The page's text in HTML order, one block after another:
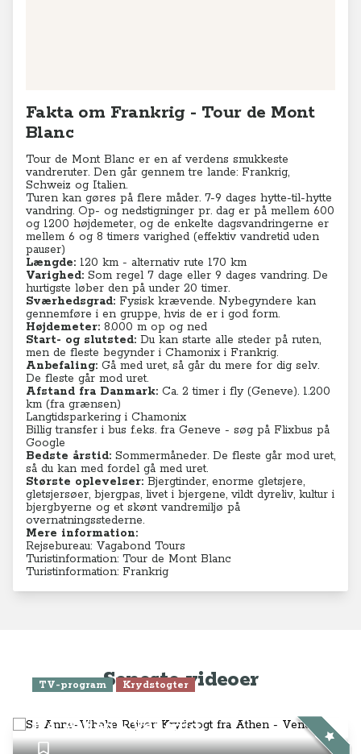
Fakta om Frankrig - Tour de Mont
Blanc
Tour de Mont Blanc er en af verdens smukkeste
vandreruter. Den går gennem tre lande: Frankrig,
Schweiz og Italien.
Turen kan gøres på flere måder. 7-9 dages hytte-til-hytte
vandring. Op- og nedstigninger pr. dag er på mellem 600
og 1200 højdemeter, og de enkelte dagsvandringerne er
mellem 6 og 8 timers varighed (effektiv vandretid uden
pauser)
Længde: 120 km - alternativ rute 170 km
Varighed: Som regel 7 dage eller 9 dages vandring. De
hurtigste løber den på under 20 timer.
Sværhedsgrad: Fysisk krævende. Nybegyndere kan
gennemføre i en gruppe, hvis de er i god form.
Højdemeter: 8.000 m op og ned
Start- og slutsted: Du kan starte alle steder på ruten,
men de fleste begynder i Chamonix i Frankrig.
Anbefaling: Gå med uret, så går du mere for dig selv.
De fleste går mod uret.
Afstand fra Danmark: Ca. 2 timer i fly (Geneve). 1.200
km (fra grænsen)
Langtidsparkering i Chamonix
Billig transfer i bus f.eks. fra Geneve - søg på Flixbus på
Google
Bedste årstid: Sommermåneder. De fleste går mod uret,
så du kan med fordel gå med uret.
Største oplevelser: Bjergtinder, enorme gletsjere,
gletsjersøer, bjergpas, livet i bjergene, vildt dyreliv, kultur i
bjergbyerne og et skønt vandremiljø på
overnatningsstederne.
Mere information:
Rejsebureau: Vagabond Tours
Turistinformation: Tour de Mont Blanc
Turistinformation: Frankrig
Seneste videoer
TV-program Krydstogter
fra Athen - Venedig